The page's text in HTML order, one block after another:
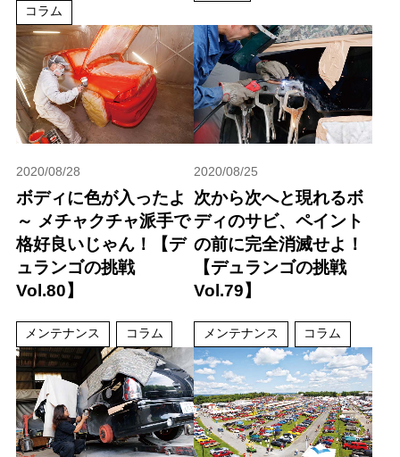
コラム
2020/08/28
ボディに色が入ったよ
～ メチャクチャ派手で
格好良いじゃん！【デ
ュランゴの挑戦
Vol.80】
メンテナンス コラム
2020/08/25
次から次へと現れるボ
ディのサビ、ペイント
の前に完全消滅せよ！
【デュランゴの挑戦
Vol.79】
メンテナンス コラム